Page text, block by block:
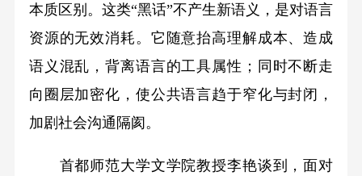
本质区别。这类“黑话”不产生新语义，是对语言
资源的无效消耗。它随意抬高理解成本、造成
语义混乱，背离语言的工具属性；同时不断走
向圈层加密化，使公共语言趋于窄化与封闭，
加剧社会沟通隔阂。
首都师范大学文学院教授李艳谈到，面对